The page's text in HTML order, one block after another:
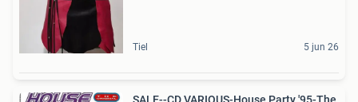
Tiel 5 jun 26